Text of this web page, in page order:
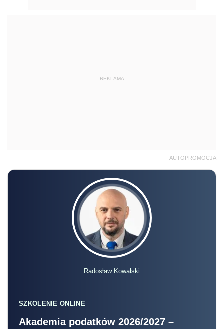
REKLAMA
AUTOPROMOCJA
Radosław Kowalski
SZKOLENIE ONLINE
Akademia podatków 2026/2027 –